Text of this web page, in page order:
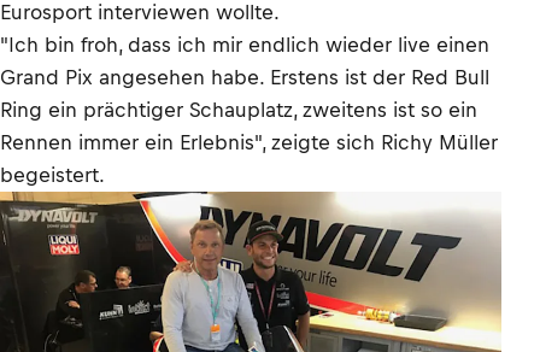
Eurosport interviewen wollte.
"Ich bin froh, dass ich mir endlich wieder live einen
Grand Pix angesehen habe. Erstens ist der Red Bull
Ring ein prächtiger Schauplatz, zweitens ist so ein
Rennen immer ein Erlebnis", zeigte sich Richy Müller
begeistert.